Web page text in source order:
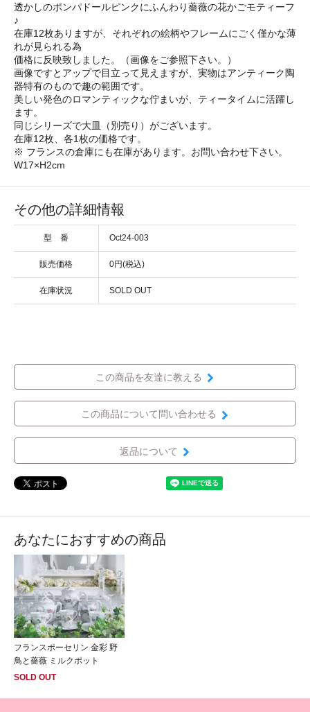
透かしのポンパドールピンクにふんわり薔薇の花かごモティーフ
♪
在庫12枚ありますが、それぞれの絵柄やフレームにごく僅かな薄
れが見られる為
価格に反映致しました。（画像をご参照下さい。）
画像ですとアップで目立って見えますが、実物はアンティーク陶
器特有のもので趣の範囲です。
美しい発色のロマンティックな佇まいが、ティータイムに活躍し
ます。
同じシリーズで大皿（別売り）がございます。
在庫12枚、各1枚の価格です。
※ フランスの倉庫にも在庫があります。お問い合わせ下さい。
W17×H2cm
その他の詳細情報
型 番 Oct24-003
販売価格 0円(税込)
在庫状況 SOLD OUT
この商品を友達に教える
この商品について問い合わせる
返品について
あなたにおすすめの商品
フランスポーセリン 金彩 野
鳥と薔薇 ミルクポット
SOLD OUT